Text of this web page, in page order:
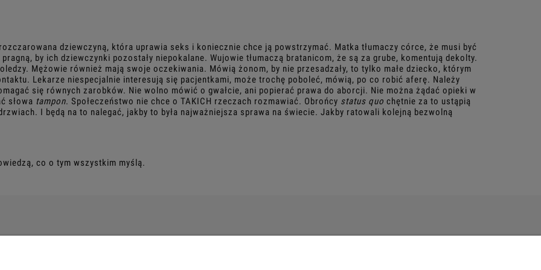
dziewczyną, która uprawia seks i koniecznie chce ją powstrzymać. Matka tłumaczy córce, że musi być
by ich dziewczynki pozostały niepokalane. Wujowie tłumaczą bratanicom, że są za grube, komentują dekolty.
Mężowie również mają swoje oczekiwania. Mówią żonom, by nie przesadzały, to tylko małe dziecko, którym
Lekarze niespecjalnie interesują się pacjentkami, może trochę poboleć, mówią, po co robić aferę. Należy
się równych zarobków. Nie wolno mówić o gwałcie, ani popierać prawa do aborcji. Nie można żądać opieki w
słowa tampon. Społeczeństwo nie chce o TAKICH rzeczach rozmawiać. Obrońcy status quo chętnie za to ustąpią
I będą na to nalegać, jakby to była najważniejsza sprawa na świecie. Jakby ratowali kolejną bezwolną
co o tym wszystkim myślą.